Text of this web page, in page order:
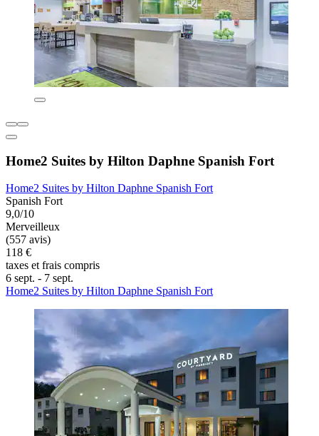
Home2 Suites by Hilton Daphne Spanish Fort
Home2 Suites by Hilton Daphne Spanish Fort
Spanish Fort
9,0/10
Merveilleux
(557 avis)
118 €
taxes et frais compris
6 sept. - 7 sept.
Home2 Suites by Hilton Daphne Spanish Fort